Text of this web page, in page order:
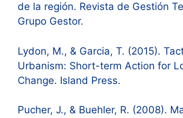
de la región. Revista de Gestión
Grupo Gestor.
Lydon, M., & Garcia, T. (2015).
Urbanism: Short-term Action for
Change. Island Press.
Pucher, J., & Buehler, R. (2008).